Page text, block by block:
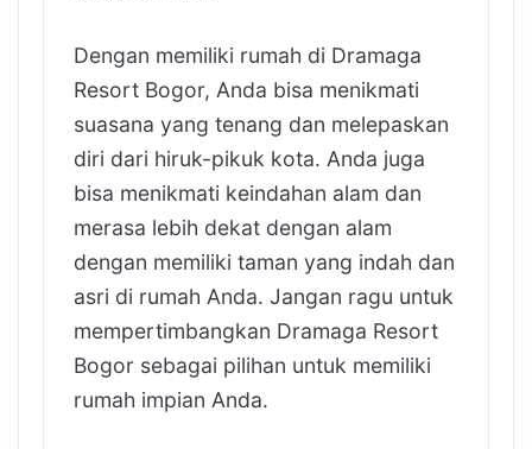
Dengan memiliki rumah di Dramaga
Resort Bogor, Anda bisa menikmati
suasana yang tenang dan melepaskan
diri dari hiruk-pikuk kota. Anda juga
bisa menikmati keindahan alam dan
merasa lebih dekat dengan alam
dengan memiliki taman yang indah dan
asri di rumah Anda. Jangan ragu untuk
mempertimbangkan Dramaga Resort
Bogor sebagai pilihan untuk memiliki
rumah impian Anda.